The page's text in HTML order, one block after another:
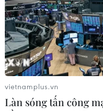
Cup sắp tới tại Mỹ
giới hạn khi các siêu
sân cỏ mà còn phải
không bị “nướng
Với dự báo nhiệt độ
vượt ngưỡng 32 độ C,
trên đường trở thành
nhất kể từ khi Mỹ
vietnamplus.vn
Làn sóng tấn công